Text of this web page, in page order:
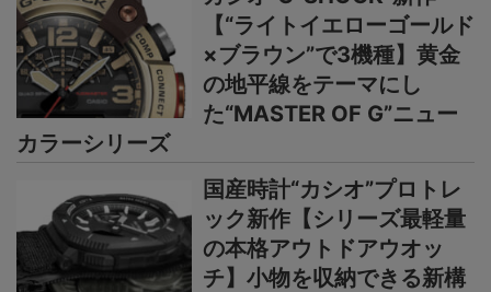
【“ライトイエローゴールド
×ブラウン”で3機種】黄金
の地平線をテーマにし
た“MASTER OF G”ニュー
カラーシリーズ
国産時計“カシオ”プロトレ
ック新作【シリーズ最軽量
の本格アウトドアウオッ
チ】小物を収納できる新構